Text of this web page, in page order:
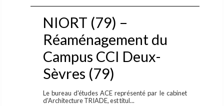
NIORT (79) –
Réaménagement du
Campus CCI Deux-
Sèvres (79)
Le bureau d'études ACE représenté par le cabinet
d'Architecture TRIADE, est titul...